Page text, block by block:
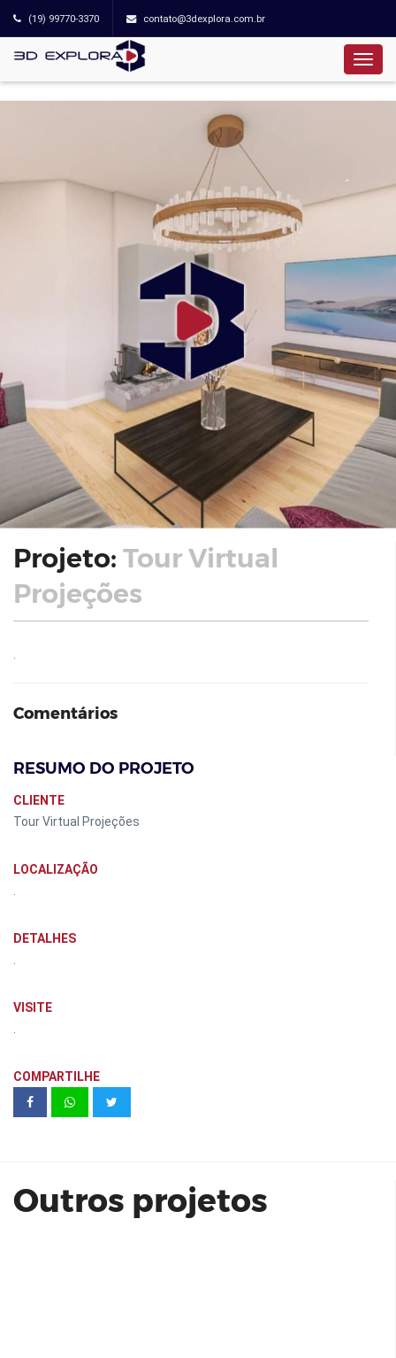
(19) 99770-3370 contato@3dexplora.com.br
Projeto: Tour Virtual
Projeções
Comentários
RESUMO DO PROJETO
CLIENTE
Tour Virtual Projeções
LOCALIZAÇÃO
DETALHES
VISITE
COMPARTILHE
Outros projetos
HB20 SENSE 1.0 | HMB ANDRETA